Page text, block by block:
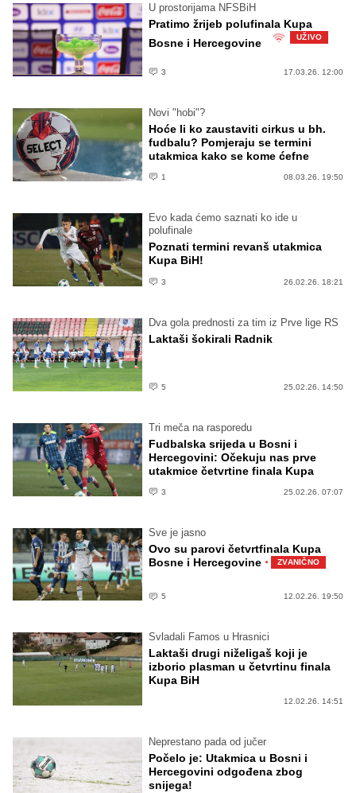
U prostorijama NFSBiH
Pratimo žrijeb polufinala Kupa
Bosne i Hercegovine
UŽIVO
3 17.03.26. 12:00
Novi "hobi"?
Hoće li ko zaustaviti cirkus u bh.
fudbalu? Pomjeraju se termini
utakmica kako se kome ćefne
1 08.03.26. 19:50
Evo kada ćemo saznati ko ide u
polufinale
Poznati termini revanš utakmica
Kupa BiH!
3 26.02.26. 18:21
Dva gola prednosti za tim iz Prve lige RS
Laktaši šokirali Radnik
5 25.02.26. 14:50
Tri meča na rasporedu
Fudbalska srijeda u Bosni i
Hercegovini: Očekuju nas prve
utakmice četvrtine finala Kupa
3 25.02.26. 07:07
Sve je jasno
Ovo su parovi četvrtfinala Kupa
Bosne i Hercegovine · ZVANIČNO
5 12.02.26. 19:50
Svladali Famos u Hrasnici
Laktaši drugi niželigaš koji je
izborio plasman u četvrtinu finala
Kupa BiH
12.02.26. 14:51
Neprestano pada od jučer
Počelo je: Utakmica u Bosni i
Hercegovini odgođena zbog
snijega!